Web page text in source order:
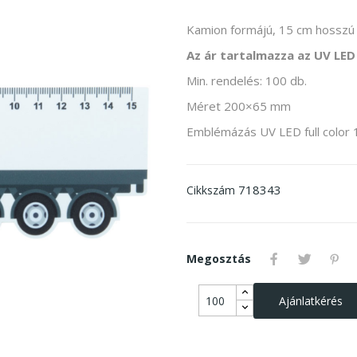
Kamion formájú, 15 cm
Az ár tartalmazza az UV
Min. rendelés: 100 db.
Méret 200×65 mm
Emblémázás UV LED full
Cikkszám 718343
Megosztás
Ajánlatkérés